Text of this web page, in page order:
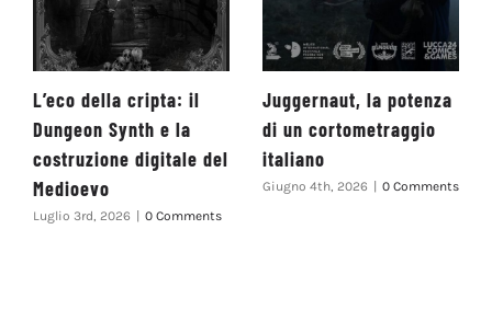
L’eco della cripta: il
Dungeon Synth e la
costruzione digitale del
Medioevo
Luglio 3rd, 2026 0 Comments
Juggernaut, la potenza
di un cortometraggio
italiano
Giugno 4th, 2026 0 Comments